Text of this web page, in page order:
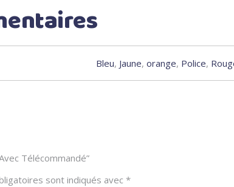
Bleu, Jaune, orange, Police,
Télécommandé”
sont indiqués avec *